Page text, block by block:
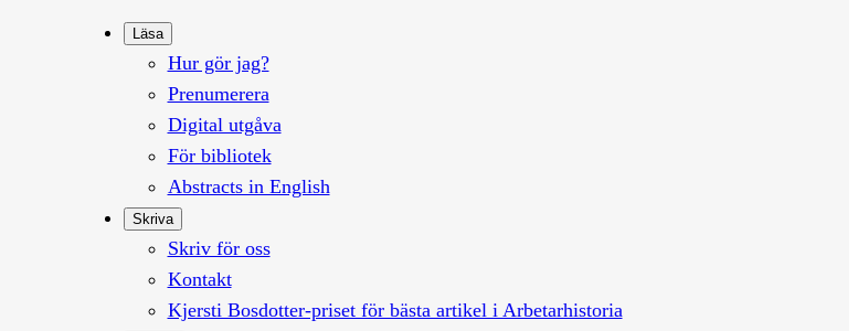
Läsa
Hur gör jag?
Prenumerera
Digital utgåva
För bibliotek
Abstracts in English
Skriva
Skriv för oss
Kontakt
Kjersti Bosdotter-priset för bästa artikel i Arbetarhistoria